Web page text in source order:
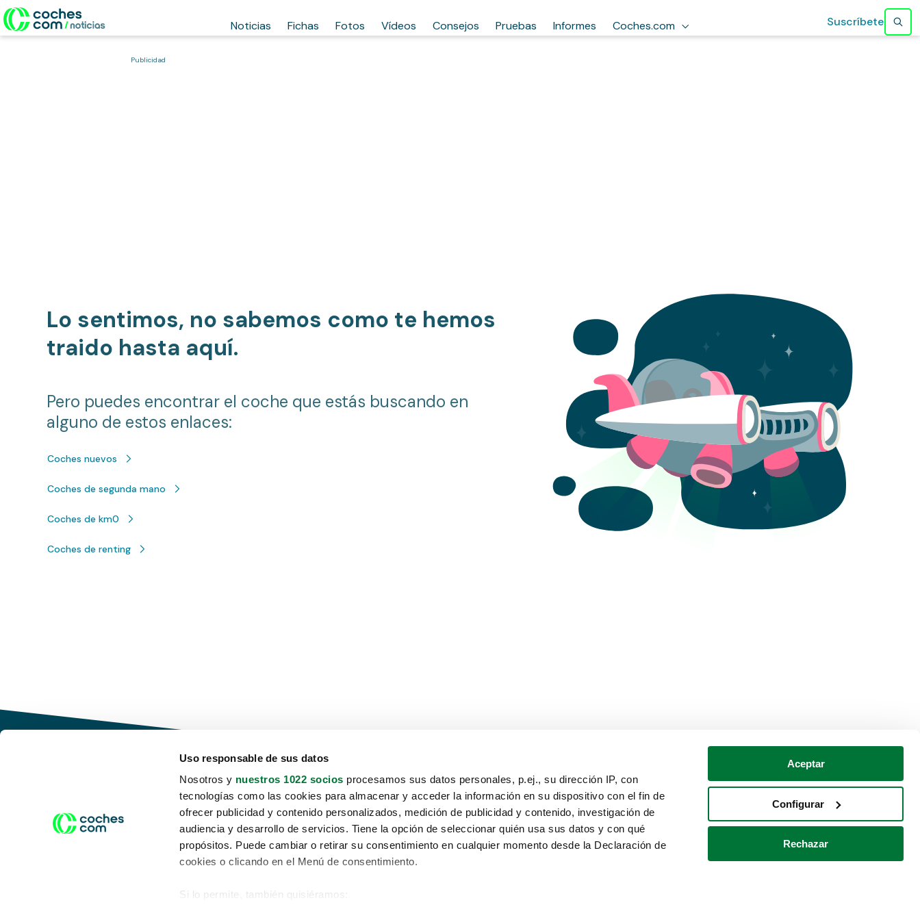
Uso responsable de sus datos
Nosotros y nuestros 1022 socios procesamos sus datos personales, p.ej., su dirección IP, con
tecnologías como las cookies para almacenar y acceder la información en su dispositivo con el fin de
ofrecer publicidad y contenido personalizados, medición de publicidad y contenido, investigación de
audiencia y desarrollo de servicios. Tiene la opción de seleccionar quién usa sus datos y con qué
propósitos. Puede cambiar o retirar su consentimiento en cualquier momento desde la Declaración de
cookies o clicando en el Menú de consentimiento.
Si lo permite, también quisiéramos:
Aceptar
Configurar
Rechazar
Noticias Fichas Fotos Vídeos Consejos Pruebas Informes Coches.com Suscríbete
Publicidad
Lo sentimos, no sabemos como te hemos
traido hasta aquí.
Pero puedes encontrar el coche que estás buscando en
alguno de estos enlaces:
Coches nuevos
Coches de segunda mano
Coches de km0
Coches de renting
Conduce tu futuro,
desata tu movilidad